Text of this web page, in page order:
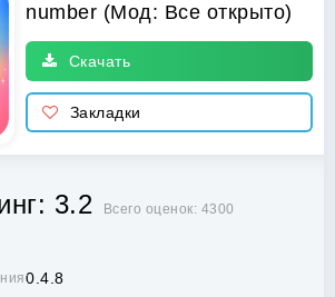
number (Мод: Все открыто)
Скачать
Закладки
3.2 Всего оценок: 4300
0.4.8